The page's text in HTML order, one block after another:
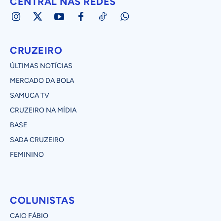
CRUZEIRO
ÚLTIMAS NOTÍCIAS
MERCADO DA BOLA
SAMUCA TV
CRUZEIRO NA MÍDIA
BASE
SADA CRUZEIRO
FEMININO
COLUNISTAS
CAIO FÁBIO